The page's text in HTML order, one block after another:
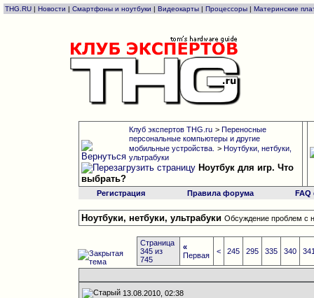
THG.RU | Новости | Смартфоны и ноутбуки | Видеокарты | Процессоры | Материнские
Клуб экспертов THG.ru > Переносные
персональные компьютеры и другие
мобильные устройства. > Ноутбуки, нетбуки,
ультрабуки
Ноутбук для игр. Что
выбрать?
Регистрация Правила форума
Ноутбуки, нетбуки, ультрабуки Обсуждение проблем с
Страница
345 из
745
«
Первая
< 245 295 335 340
13.08.2010, 02:38